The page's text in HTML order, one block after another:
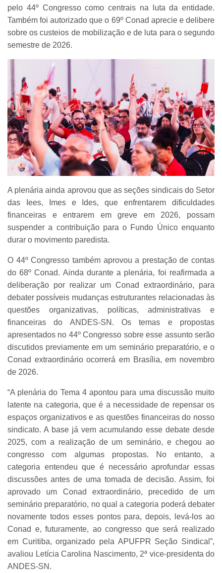
pelo 44º Congresso como centrais na luta da entidade.
Também foi autorizado que o 69º Conad aprecie e delibere
sobre os custeios de mobilização e de luta para o segundo
semestre de 2026.
A plenária ainda aprovou que as seções sindicais do Setor
das Iees, Imes e Ides, que enfrentarem dificuldades
financeiras e entrarem em greve em 2026, possam
suspender a contribuição para o Fundo Único enquanto
durar o movimento paredista.
O 44º Congresso também aprovou a prestação de contas
do 68º Conad. Ainda durante a plenária, foi reafirmada a
deliberação por realizar um Conad extraordinário, para
debater possíveis mudanças estruturantes relacionadas às
questões organizativas, políticas, administrativas e
financeiras do ANDES-SN. Os temas e propostas
apresentados no 44º Congresso sobre esse assunto serão
discutidos previamente em um seminário preparatório, e o
Conad extraordinário ocorrerá em Brasília, em novembro
de 2026.
“A plenária do Tema 4 apontou para uma discussão muito
latente na categoria, que é a necessidade de repensar os
espaços organizativos e as questões financeiras do nosso
sindicato. A base já vem acumulando esse debate desde
2025, com a realização de um seminário, e chegou ao
congresso com algumas propostas. No entanto, a
categoria entendeu que é necessário aprofundar essas
discussões antes de uma tomada de decisão. Assim, foi
aprovado um Conad extraordinário, precedido de um
seminário preparatório, no qual a categoria poderá debater
novamente todos esses pontos para, depois, levá-los ao
Conad e, futuramente, ao congresso que será realizado
em Curitiba, organizado pela APUFPR Seção Sindical”,
avaliou Letícia Carolina Nascimento, 2ª vice-presidenta do
ANDES-SN.